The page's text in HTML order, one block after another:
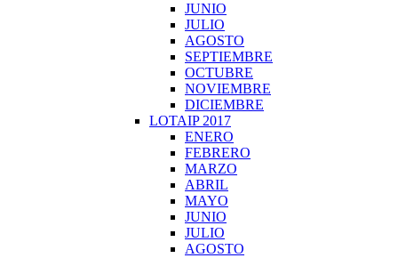
JUNIO
JULIO
AGOSTO
SEPTIEMBRE
OCTUBRE
NOVIEMBRE
DICIEMBRE
LOTAIP 2017
ENERO
FEBRERO
MARZO
ABRIL
MAYO
JUNIO
JULIO
AGOSTO